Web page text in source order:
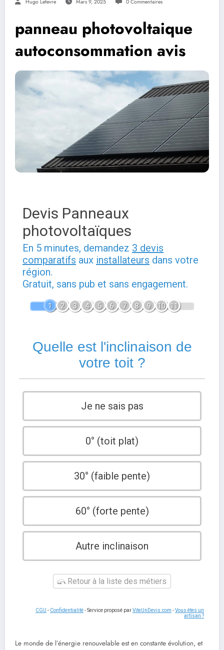
Hugo Lefevre Mars 9, 2025 0 Commentaires
panneau photovoltaique
autoconsommation avis
Devis Panneaux
photovoltaïques
En 5 minutes, demandez 3 devis
comparatifs aux installateurs dans votre
région.
Gratuit, sans pub et sans engagement.
1 2 3 4 5 6 7 8 9 10 11
Quelle est l'inclinaison de
votre toit ?
Je ne sais pas
0° (toit plat)
30° (faible pente)
60° (forte pente)
Autre inclinaison
Retour à la liste des métiers
CGU - Confidentialité- Service proposé parViteUnDevis.com -Vous êtes un
artisan ?
Le monde de l’énergie renouvelable est en constante évolution, et